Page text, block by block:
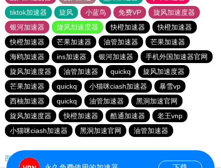
tiktok加速器
旋风 小蓝鸟 免费VP
旋风加速度器
银河加速器
旋风加速度器 快橙加速器
快橙加速器
快橙加速器
芒果加速器 油管加速器
芒果加速器
海鸥加速器
ins加速器 银河加速器
手机外国加速器官网
旋风加速度器
油管加速器 quickq
旋风加速度器
芒果加速器
quickq 小猫咪ciash加速器
暴雪vp
西柚加速器
quickq 油管加速器
黑洞加速官网
旋风加速度器
快橙加速器 酷通加速器
老王vnp
小猫咪ciash加速器
黑洞加速官网 油管加速器
网站地图